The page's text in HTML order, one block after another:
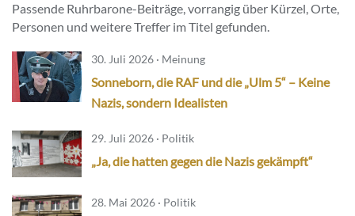
Passende Ruhrbarone-Beiträge, vorrangig über Kürzel, Orte,
Personen und weitere Treffer im Titel gefunden.
30. Juli 2026 · Meinung
Sonneborn, die RAF und die „Ulm 5“ – Keine
Nazis, sondern Idealisten
29. Juli 2026 · Politik
„Ja, die hatten gegen die Nazis gekämpft“
28. Mai 2026 · Politik